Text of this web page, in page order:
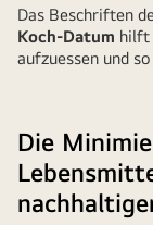
ihre
Urlaubsreste
Das Beschriften
Koch-Datum hilft
aufzuessen und
Die